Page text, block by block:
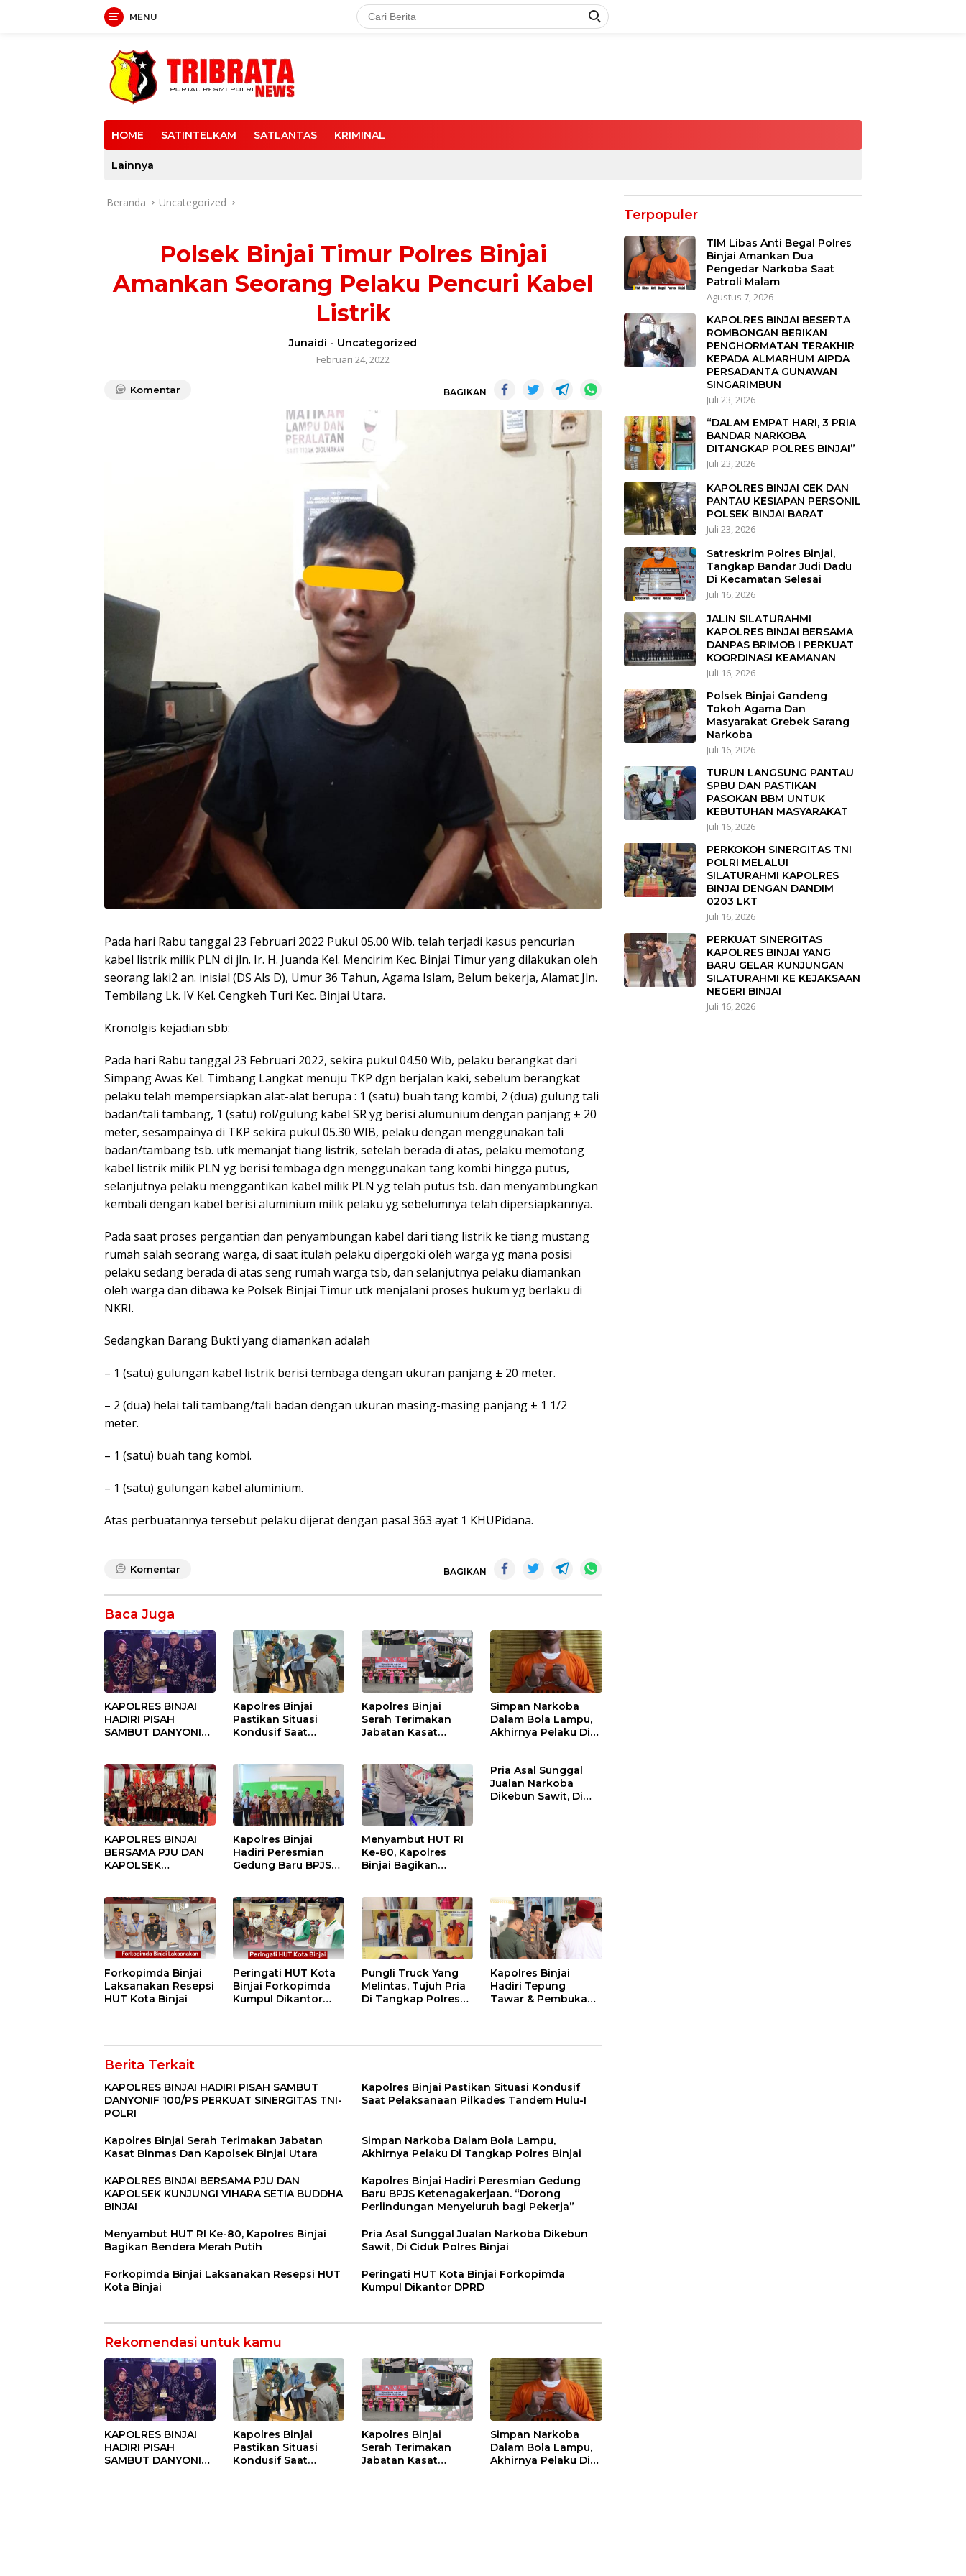
MENU
HOME SATINTELKAM SATLANTAS KRIMINAL
Lainnya
Beranda Uncategorized
Polsek Binjai Timur Polres Binjai
Amankan Seorang Pelaku Pencuri Kabel
Listrik
Junaidi - Uncategorized
Februari 24, 2022
Komentar BAGIKAN
Pada hari Rabu tanggal 23 Februari 2022 Pukul 05.00 Wib. telah terjadi kasus pencurian
kabel listrik milik PLN di jln. Ir. H. Juanda Kel. Mencirim Kec. Binjai Timur yang dilakukan oleh
seorang laki2 an. inisial (DS Als D), Umur 36 Tahun, Agama Islam, Belum bekerja, Alamat Jln.
Tembilang Lk. IV Kel. Cengkeh Turi Kec. Binjai Utara.
Kronolgis kejadian sbb:
Pada hari Rabu tanggal 23 Februari 2022, sekira pukul 04.50 Wib, pelaku berangkat dari
Simpang Awas Kel. Timbang Langkat menuju TKP dgn berjalan kaki, sebelum berangkat
pelaku telah mempersiapkan alat-alat berupa : 1 (satu) buah tang kombi, 2 (dua) gulung tali
badan/tali tambang, 1 (satu) rol/gulung kabel SR yg berisi alumunium dengan panjang ± 20
meter, sesampainya di TKP sekira pukul 05.30 WIB, pelaku dengan menggunakan tali
badan/tambang tsb. utk memanjat tiang listrik, setelah berada di atas, pelaku memotong
kabel listrik milik PLN yg berisi tembaga dgn menggunakan tang kombi hingga putus,
selanjutnya pelaku menggantikan kabel milik PLN yg telah putus tsb. dan menyambungkan
kembali dengan kabel berisi aluminium milik pelaku yg sebelumnya telah dipersiapkannya.
Pada saat proses pergantian dan penyambungan kabel dari tiang listrik ke tiang mustang
rumah salah seorang warga, di saat itulah pelaku dipergoki oleh warga yg mana posisi
pelaku sedang berada di atas seng rumah warga tsb, dan selanjutnya pelaku diamankan
oleh warga dan dibawa ke Polsek Binjai Timur utk menjalani proses hukum yg berlaku di
NKRI.
Sedangkan Barang Bukti yang diamankan adalah
– 1 (satu) gulungan kabel listrik berisi tembaga dengan ukuran panjang ± 20 meter.
– 2 (dua) helai tali tambang/tali badan dengan ukuran masing-masing panjang ± 1 1/2
meter.
– 1 (satu) buah tang kombi.
– 1 (satu) gulungan kabel aluminium.
Atas perbuatannya tersebut pelaku dijerat dengan pasal 363 ayat 1 KHUPidana.
Komentar BAGIKAN
Baca Juga
KAPOLRES BINJAI
HADIRI PISAH
SAMBUT DANYONIF
POLRI
Kapolres Binjai
Pastikan Situasi
Kondusif Saat
Hulu-I
Kapolres Binjai
Serah Terimakan
Jabatan Kasat
Utara
Simpan Narkoba
Dalam Bola Lampu,
Akhirnya Pelaku Di
KAPOLRES BINJAI
BERSAMA PJU DAN
KAPOLSEK
BINJAI
Kapolres Binjai
Hadiri Peresmian
Gedung Baru BPJS
Perlindungan
Menyeluruh bagi
Pekerja”
Menyambut HUT RI
Ke-80, Kapolres
Binjai Bagikan
Pria Asal Sunggal
Jualan Narkoba
Dikebun Sawit, Di
Forkopimda Binjai
Laksanakan Resepsi
HUT Kota Binjai
Peringati HUT Kota
Binjai Forkopimda
Kumpul Dikantor
Pungli Truck Yang
Melintas, Tujuh Pria
Di Tangkap Polres
Kapolres Binjai
Hadiri Tepung
Tawar & Pembukaan
Berita Terkait
KAPOLRES BINJAI HADIRI PISAH SAMBUT
DANYONIF 100/PS PERKUAT SINERGITAS TNI-
POLRI
Kapolres Binjai Pastikan Situasi Kondusif
Saat Pelaksanaan Pilkades Tandem Hulu-I
Kapolres Binjai Serah Terimakan Jabatan
Kasat Binmas Dan Kapolsek Binjai Utara
Simpan Narkoba Dalam Bola Lampu,
Akhirnya Pelaku Di Tangkap Polres Binjai
KAPOLRES BINJAI BERSAMA PJU DAN
KAPOLSEK KUNJUNGI VIHARA SETIA BUDDHA
BINJAI
Kapolres Binjai Hadiri Peresmian Gedung
Baru BPJS Ketenagakerjaan. “Dorong
Perlindungan Menyeluruh bagi Pekerja”
Menyambut HUT RI Ke-80, Kapolres Binjai
Bagikan Bendera Merah Putih
Pria Asal Sunggal Jualan Narkoba Dikebun
Sawit, Di Ciduk Polres Binjai
Forkopimda Binjai Laksanakan Resepsi HUT
Kota Binjai
Peringati HUT Kota Binjai Forkopimda
Kumpul Dikantor DPRD
Rekomendasi untuk kamu
KAPOLRES BINJAI
HADIRI PISAH
SAMBUT DANYONIF
Kapolres Binjai
Pastikan Situasi
Kondusif Saat
Kapolres Binjai
Serah Terimakan
Jabatan Kasat
Simpan Narkoba
Dalam Bola Lampu,
Akhirnya Pelaku Di
Terpopuler
TIM Libas Anti Begal Polres
Binjai Amankan Dua
Pengedar Narkoba Saat
Patroli Malam
Agustus 7, 2026
KAPOLRES BINJAI BESERTA
ROMBONGAN BERIKAN
PENGHORMATAN TERAKHIR
KEPADA ALMARHUM AIPDA
PERSADANTA GUNAWAN
SINGARIMBUN
Juli 23, 2026
“DALAM EMPAT HARI, 3 PRIA
BANDAR NARKOBA
DITANGKAP POLRES BINJAI”
Juli 23, 2026
KAPOLRES BINJAI CEK DAN
PANTAU KESIAPAN PERSONIL
POLSEK BINJAI BARAT
Juli 23, 2026
Satreskrim Polres Binjai,
Tangkap Bandar Judi Dadu
Di Kecamatan Selesai
Juli 16, 2026
JALIN SILATURAHMI
KAPOLRES BINJAI BERSAMA
DANPAS BRIMOB I PERKUAT
KOORDINASI KEAMANAN
Juli 16, 2026
Polsek Binjai Gandeng
Tokoh Agama Dan
Masyarakat Grebek Sarang
Narkoba
Juli 16, 2026
TURUN LANGSUNG PANTAU
SPBU DAN PASTIKAN
PASOKAN BBM UNTUK
KEBUTUHAN MASYARAKAT
Juli 16, 2026
PERKOKOH SINERGITAS TNI
POLRI MELALUI
SILATURAHMI KAPOLRES
BINJAI DENGAN DANDIM
0203 LKT
Juli 16, 2026
PERKUAT SINERGITAS
KAPOLRES BINJAI YANG
BARU GELAR KUNJUNGAN
SILATURAHMI KE KEJAKSAAN
NEGERI BINJAI
Juli 16, 2026